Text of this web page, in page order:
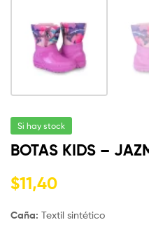
Si hay stock
BOTAS KIDS –
$11,40
Caña: Textil sintético